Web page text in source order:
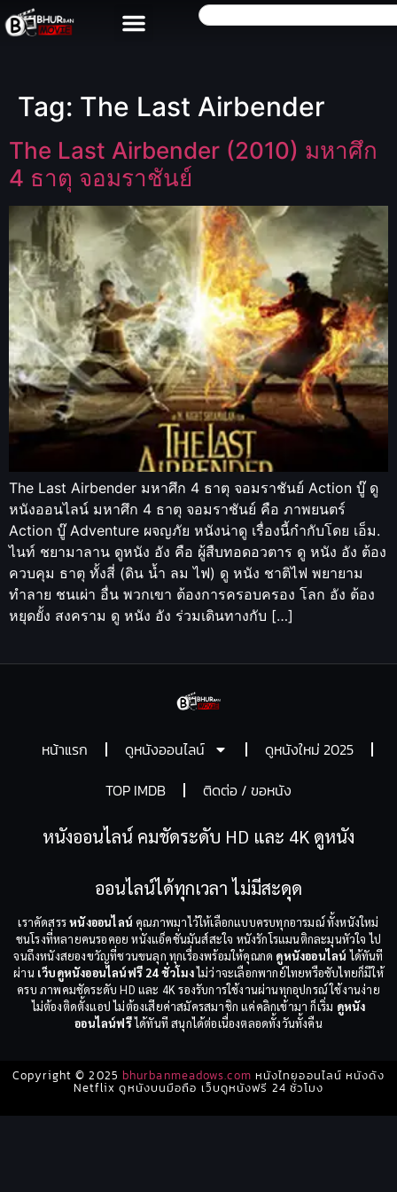
Tag: The Last Airbender
The Last Airbender (2010) มหาศึก
4 ธาตุ จอมราชันย์
The Last Airbender มหาศึก 4 ธาตุ จอมราชันย์ Action บู๊ ดู
หนังออนไลน์ มหาศึก 4 ธาตุ จอมราชันย์ คือ ภาพยนตร์
Action บู๊ Adventure ผจญภัย หนังน่าดู เรื่องนี้กำกับโดย เอ็ม.
ไนท์ ชยามาลาน ดูหนัง อัง คือ ผู้สืบทอดอวตาร ดู หนัง อัง ต้อง
ควบคุม ธาตุ ทั้งสี่ (ดิน น้ำ ลม ไฟ) ดู หนัง ชาติไฟ พยายาม
ทำลาย ชนเผ่า อื่น พวกเขา ต้องการครอบครอง โลก อัง ต้อง
หยุดยั้ง สงคราม ดู หนัง อัง ร่วมเดินทางกับ […]
หน้าแรก ดูหนังออนไลน์
ดูหนังใหม่ 2025
TOP IMDB
ติดต่อ / ขอหนัง
หนังออนไลน์ คมชัดระดับ HD และ 4K ดูหนัง
ออนไลน์ได้ทุกเวลา ไม่มีสะดุด
เราคัดสรรหนังออนไลน์ คุณภาพมาไว้ให้เลือกแบบครบทุกอารมณ์ ทั้งหนังใหม่
ชนโรงที่หลายคนรอคอย หนังแอ็คชั่นมันส์สะใจ หนังรักโรแมนติกละมุนหัวใจ ไป
จนถึงหนังสยองขวัญที่ชวนขนลุก ทุกเรื่องพร้อมให้คุณกด ดูหนังออนไลน์ ได้ทันที
ผ่าน เว็บดูหนังออนไลน์ฟรี 24 ชั่วโมงไม่ว่าจะเลือกพากย์ไทยหรือซับไทยก็มีให้
ครบ ภาพคมชัดระดับ HD และ 4K รองรับการใช้งานผ่านทุกอุปกรณ์ ใช้งานง่าย
ไม่ต้องติดตั้งแอป ไม่ต้องเสียค่าสมัครสมาชิก แค่คลิกเข้ามา ก็เริ่ม ดูหนัง
ออนไลน์ฟรีได้ทันที สนุกได้ต่อเนื่องตลอดทั้งวันทั้งคืน
Copyright © 2025 bhurbanmeadows.com หนังไทยออนไลน์ หนังดัง
Netflix ดูหนังบนมือถือ เว็บดูหนังฟรี 24 ชั่วโมง